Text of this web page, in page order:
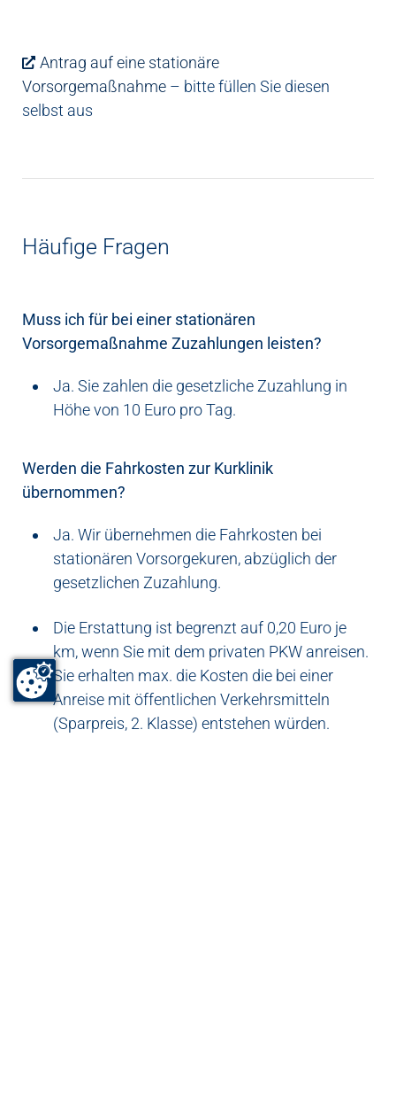
Antrag auf eine stationäre
Vorsorgemaßnahme – bitte füllen Sie diesen
selbst aus
Häufige Fragen
Muss ich für bei einer stationären
Vorsorgemaßnahme Zuzahlungen leisten?
Ja. Sie zahlen die gesetzliche Zuzahlung in
Höhe von 10 Euro pro Tag.
Werden die Fahrkosten zur Kurklinik
übernommen?
Ja. Wir übernehmen die Fahrkosten bei
stationären Vorsorgekuren, abzüglich der
gesetzlichen Zuzahlung.
Die Erstattung ist begrenzt auf 0,20 Euro je
km, wenn Sie mit dem privaten PKW anreisen.
Sie erhalten max. die Kosten die bei einer
Anreise mit öffentlichen Verkehrsmitteln
(Sparpreis, 2. Klasse) entstehen würden.